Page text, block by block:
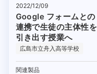
2022/12/09
Google フォームとの
連携で生徒の主体性を
引き出す授業へ
広島市立舟入高等学校
関連製品